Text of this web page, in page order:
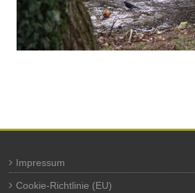
Impressum
Cookie-Richtlinie (EU)